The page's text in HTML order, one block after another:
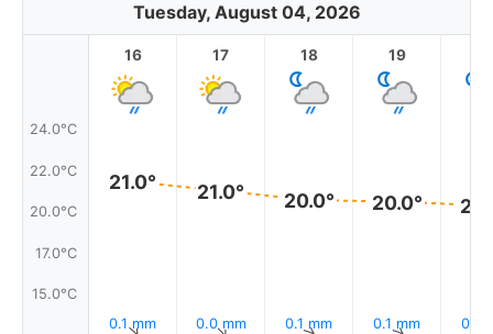
Tuesday, August 04, 2026
24.0°C
22.0°C
20.0°C
17.0°C
15.0°C
16
21.0°
0.1 mm
17
21.0°
0.0 mm
18
20.0°
0.1 mm
19
20.0°
0.1 mm 0.1